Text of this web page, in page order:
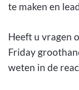
te maken en
Heeft u vragen
Friday
weten in de